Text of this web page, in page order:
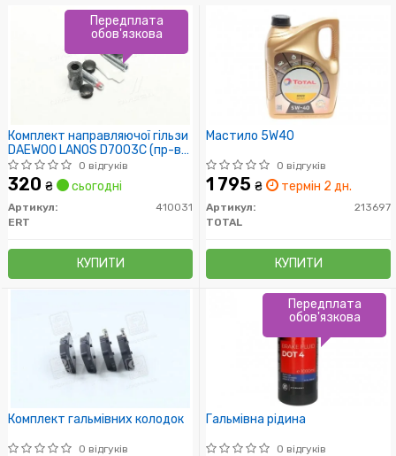
Комплект направляючої гільзи
DAEWOO LANOS D7003C (пр-во
ERT)
0 відгуків
320 ₴ сьогодні
Артикул:
410031
ERT
КУПИТИ
Передплата
обов'язкова
Мастило 5W40
0 відгуків
1 795 ₴ термін 2 дн.
Артикул:
213697
TOTAL
КУПИТИ
Комплект гальмівних колодок
0 відгуків
Гальмівна рідина
0 відгуків
Передплата
обов'язкова